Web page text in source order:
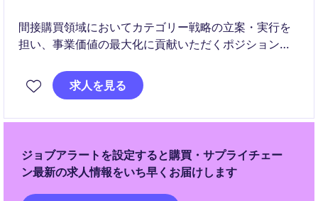
間接購買領域においてカテゴリー戦略の立案・実行を
担い、事業価値の最大化に貢献いただくポジションで
グローバル連携を通じた戦略的調達とチームマネジメ
ントの両面で活躍いただきます。
求人を見る
ジョブアラートを設定すると購買・サプライチェー
ン最新の求人情報をいち早くお届けします